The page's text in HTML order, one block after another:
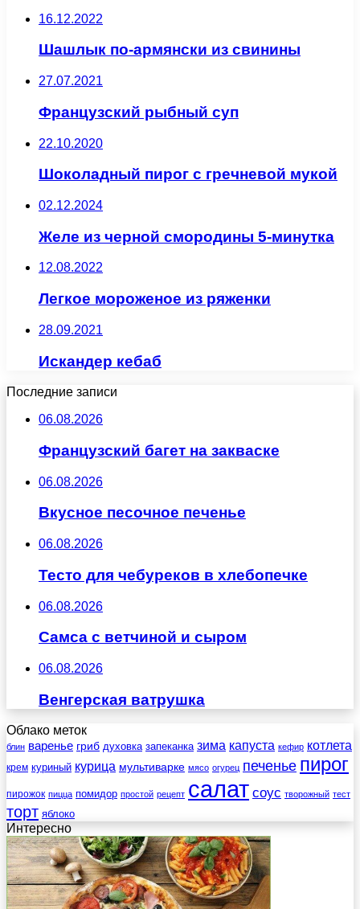
16.12.2022
Шашлык по-армянски из свинины
27.07.2021
Французский рыбный суп
22.10.2020
Шоколадный пирог с гречневой мукой
02.12.2024
Желе из черной смородины 5-минутка
12.08.2022
Легкое мороженое из ряженки
28.09.2021
Искандер кебаб
Последние записи
06.08.2026
Французский багет на закваске
06.08.2026
Вкусное песочное печенье
06.08.2026
Тесто для чебуреков в хлебопечке
06.08.2026
Самса с ветчиной и сыром
06.08.2026
Венгерская ватрушка
Облако меток
блин варенье гриб духовка запеканка зима капуста кефир котлета
крем куриный курица мультиварке мясо огурец печенье пирог
пирожок пицца помидор простой рецепт салат соус творожный тест
торт яблоко
Интересно